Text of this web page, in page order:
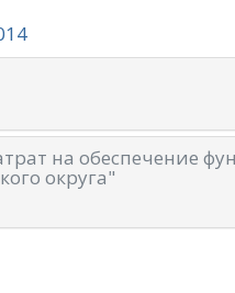
на обеспечение
округа"